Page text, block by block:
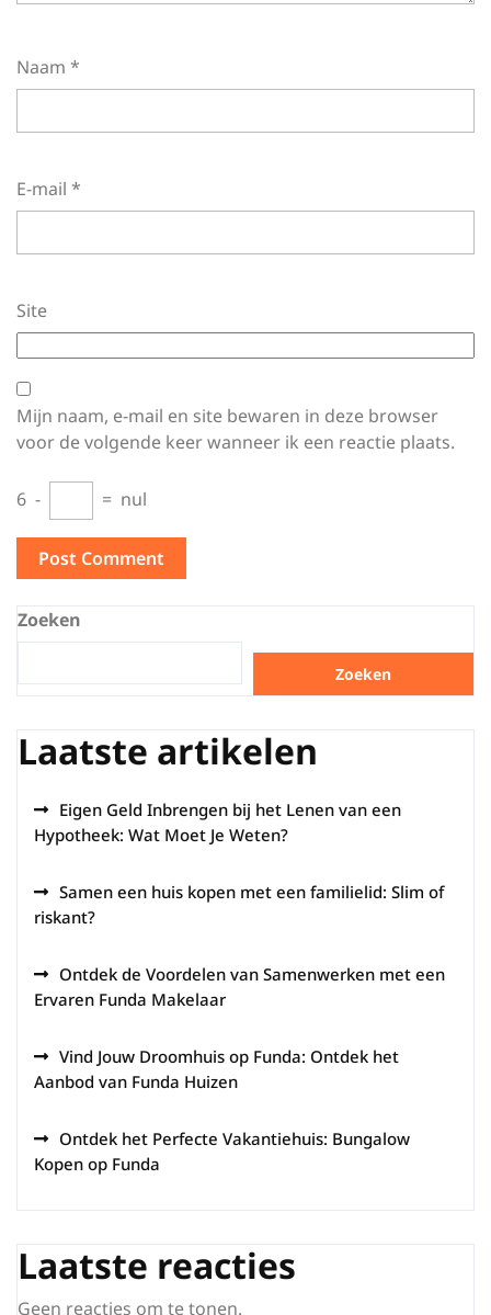
Naam *
E-mail *
Site
Mijn naam, e-mail en site bewaren in deze browser
voor de volgende keer wanneer ik een reactie plaats.
6 − = nul
Zoeken
Zoeken
Laatste artikelen
Eigen Geld Inbrengen bij het Lenen van een
Hypotheek: Wat Moet Je Weten?
Samen een huis kopen met een familielid: Slim of
riskant?
Ontdek de Voordelen van Samenwerken met een
Ervaren Funda Makelaar
Vind Jouw Droomhuis op Funda: Ontdek het
Aanbod van Funda Huizen
Ontdek het Perfecte Vakantiehuis: Bungalow
Kopen op Funda
Laatste reacties
Geen reacties om te tonen.